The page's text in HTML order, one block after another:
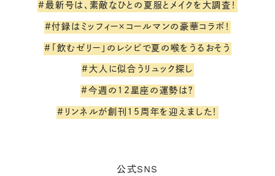
#最新号は、素敵なひとの夏服とメイクを大調査！
#付録はミッフィー×コールマンの豪華コラボ！
#「飲むゼリー」のレシピで夏の喉をうるおそう
#大人に似合うリュック探し
#今週の12星座の運勢は？
#リンネルが創刊15周年を迎えました！
公式SNS